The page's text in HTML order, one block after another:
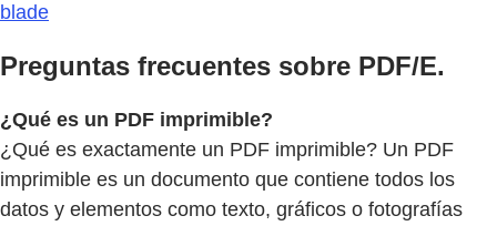
blade
Preguntas frecuentes sobre PDF/E.
¿Qué es un PDF imprimible?
¿Qué es exactamente un PDF imprimible? Un PDF
imprimible es un documento que contiene todos los
datos y elementos como texto, gráficos o fotografías